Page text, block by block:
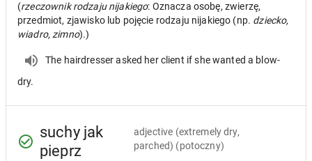
(rzeczownik rodzaju nijakiego: Oznacza osobę, zwierzę,
przedmiot, zjawisko lub pojęcie rodzaju nijakiego (np. dziecko,
wiadro, zimno).)
The hairdresser asked her client if she wanted a blow-
dry.
suchy jak
pieprz
adjective (extremely dry,
parched) (potoczny)